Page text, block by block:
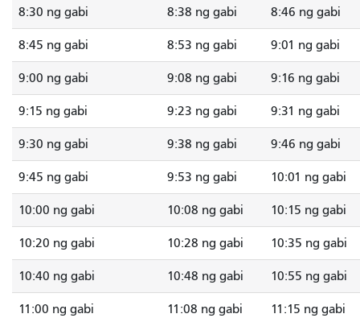
8:30 ng gabi 8:38 ng gabi 8:46 ng gabi
8:45 ng gabi 8:53 ng gabi 9:01 ng gabi
9:00 ng gabi 9:08 ng gabi 9:16 ng gabi
9:15 ng gabi 9:23 ng gabi 9:31 ng gabi
9:30 ng gabi 9:38 ng gabi 9:46 ng gabi
9:45 ng gabi 9:53 ng gabi 10:01 ng gabi
10:00 ng gabi 10:08 ng gabi 10:15 ng gabi
10:20 ng gabi 10:28 ng gabi 10:35 ng gabi
10:40 ng gabi 10:48 ng gabi 10:55 ng gabi
11:00 ng gabi 11:08 ng gabi 11:15 ng gabi